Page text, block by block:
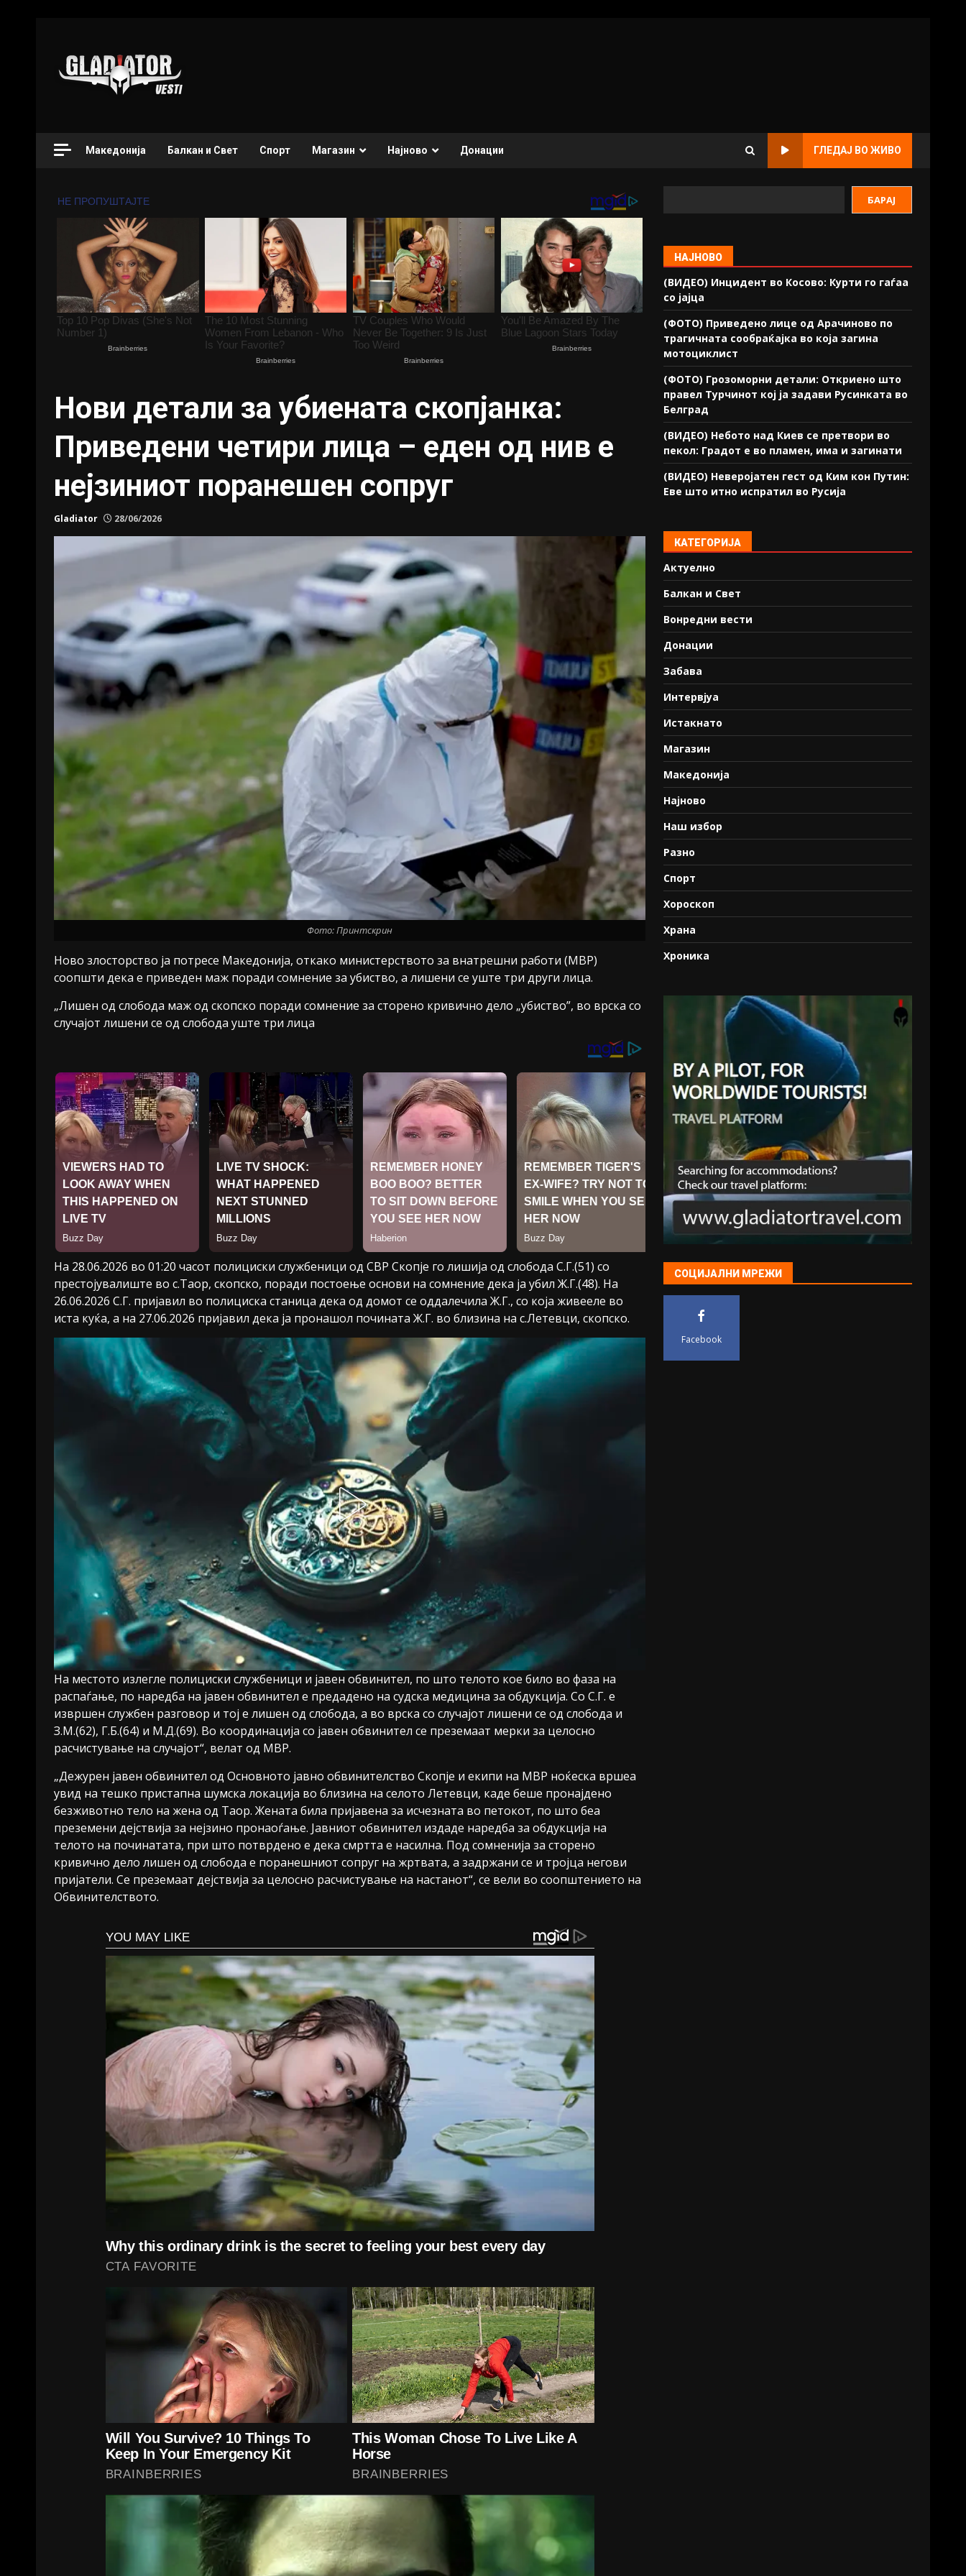
Македонија Балкан и Свет Спорт Магазин Најново Донации ГЛЕДАЈ ВО ЖИВО
Нови детали за убиената скопјанка:
Приведени четири лица – еден од нив е
нејзиниот поранешен сопруг
Gladiator 28/06/2026
Фото: Принтскрин
Ново злосторство ја потресе Македонија, откако министерството за внатрешни работи (МВР)
соопшти дека е приведен маж поради сомнение за убиство, а лишени се уште три други лица.
„Лишен од слобода маж од скопско поради сомнение за сторено кривично дело „убиство”, во врска со
случајот лишени се од слобода уште три лица
На 28.06.2026 во 01:20 часот полициски службеници од СВР Скопје го лишија од слобода С.Г.(51) со
престојувалиште во с.Таор, скопско, поради постоење основи на сомнение дека ја убил Ж.Г.(48). На
26.06.2026 С.Г. пријавил во полициска станица дека од домот се оддалечила Ж.Г., со која живееле во
иста куќа, а на 27.06.2026 пријавил дека ја пронашол почината Ж.Г. во близина на с.Летевци, скопско.
На местото излегле полициски службеници и јавен обвинител, по што телото кое било во фаза на
распаѓање, по наредба на јавен обвинител е предадено на судска медицина за обдукција. Со С.Г. е
извршен службен разговор и тој е лишен од слобода, а во врска со случајот лишени се од слобода и
З.М.(62), Г.Б.(64) и М.Д.(69). Во координација со јавен обвинител се преземаат мерки за целосно
расчистување на случајот“, велат од МВР.
„Дежурен јавен обвинител од Основното јавно обвинителство Скопје и екипи на МВР ноќеска вршеа
увид на тешко пристапна шумска локација во близина на селото Летевци, каде беше пронајдено
безживотно тело на жена од Таор. Жената била пријавена за исчезната во петокот, по што беа
преземени дејствија за нејзино пронаоѓање. Јавниот обвинител издаде наредба за обдукција на
телото на починатата, при што потврдено е дека смртта е насилна. Под сомненија за сторено
кривично дело лишен од слобода е поранешниот сопруг на жртвата, а задржани се и тројца негови
пријатели. Се преземаат дејствија за целосно расчистување на настанот“, се вели во соопштението на
Обвинителството.
БАРАЈ
НАЈНОВО
(ВИДЕО) Инцидент во Косово: Курти го гаѓаа
со јајца
(ФОТО) Приведено лице од Арачиново по
трагичната сообраќајка во која загина
мотоциклист
(ФОТО) Грозоморни детали: Откриено што
правел Турчинот кој ја задави Русинката во
Белград
(ВИДЕО) Небото над Киев се претвори во
пекол: Градот е во пламен, има и загинати
(ВИДЕО) Неверојатен гест од Ким кон Путин:
Еве што итно испратил во Русија
КАТЕГОРИЈА
Актуелно
Балкан и Свет
Вонредни вести
Донации
Забава
Интервјуа
Истакнато
Магазин
Македонија
Најново
Наш избор
Разно
Спорт
Хороскоп
Храна
Хроника
СОЦИЈАЛНИ МРЕЖИ
Facebook